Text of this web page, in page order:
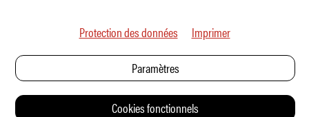
Protection des données Imprimer
Paramètres
Cookies fonctionnels